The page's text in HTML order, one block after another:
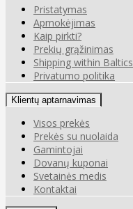
Pristatymas
Apmokėjimas
Kaip pirkti?
Prekių grąžinimas
Shipping within Baltics
Privatumo politika
Klientų aptarnavimas
Visos prekės
Prekės su nuolaida
Gamintojai
Dovanų kuponai
Svetainės medis
Kontaktai